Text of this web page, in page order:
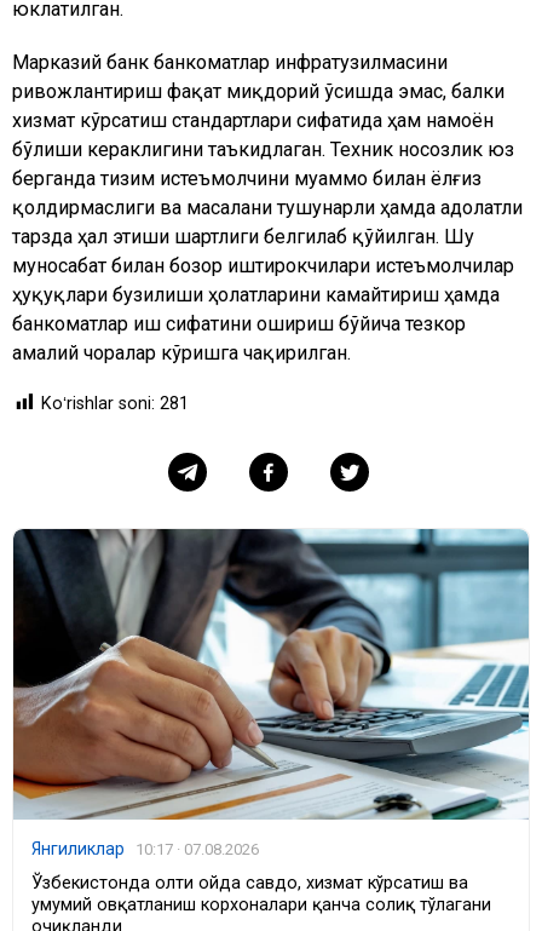
юклатилган.
Марказий банк банкоматлар инфратузилмасини
ривожлантириш фақат миқдорий ўсишда эмас, балки
хизмат кўрсатиш стандартлари сифатида ҳам намоён
бўлиши кераклигини таъкидлаган. Техник носозлик юз
берганда тизим истеъмолчини муаммо билан ёлғиз
қолдирмаслиги ва масалани тушунарли ҳамда адолатли
тарзда ҳал этиши шартлиги белгилаб қўйилган. Шу
муносабат билан бозор иштирокчилари истеъмолчилар
ҳуқуқлари бузилиши ҳолатларини камайтириш ҳамда
банкоматлар иш сифатини ошириш бўйича тезкор
амалий чоралар кўришга чақирилган.
Koʻrishlar soni: 281
Янгиликлар 10:17 · 07.08.2026
Ўзбекистонда олти ойда савдо, хизмат кўрсатиш ва
умумий овқатланиш корхоналари қанча солиқ тўлагани
очиқланди